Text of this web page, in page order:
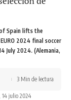
Spain lifts the
2024 final soccer
July 2024. (Alemania,
14 julio 2024
3 Min de lectura